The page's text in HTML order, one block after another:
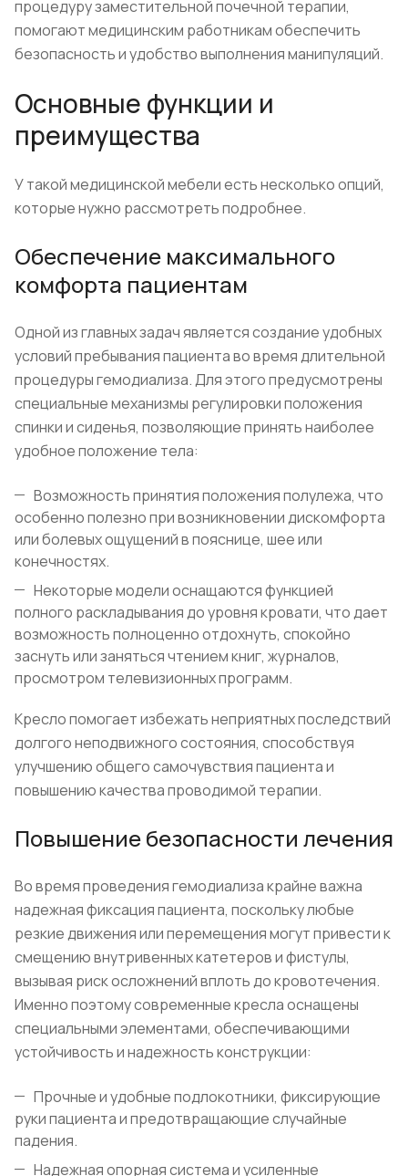
процедуру заместительной почечной терапии,
помогают медицинским работникам обеспечить
безопасность и удобство выполнения манипуляций.
Основные функции и
преимущества
У такой медицинской мебели есть несколько опций,
которые нужно рассмотреть подробнее.
Обеспечение максимального
комфорта пациентам
Одной из главных задач является создание удобных
условий пребывания пациента во время длительной
процедуры гемодиализа. Для этого предусмотрены
специальные механизмы регулировки положения
спинки и сиденья, позволяющие принять наиболее
удобное положение тела:
Возможность принятия положения полулежа, что
особенно полезно при возникновении дискомфорта
или болевых ощущений в пояснице, шее или
конечностях.
Некоторые модели оснащаются функцией
полного раскладывания до уровня кровати, что дает
возможность полноценно отдохнуть, спокойно
заснуть или заняться чтением книг, журналов,
просмотром телевизионных программ.
Кресло помогает избежать неприятных последствий
долгого неподвижного состояния, способствуя
улучшению общего самочувствия пациента и
повышению качества проводимой терапии.
Повышение безопасности лечения
Во время проведения гемодиализа крайне важна
надежная фиксация пациента, поскольку любые
резкие движения или перемещения могут привести к
смещению внутривенных катетеров и фистулы,
вызывая риск осложнений вплоть до кровотечения.
Именно поэтому современные кресла оснащены
специальными элементами, обеспечивающими
устойчивость и надежность конструкции:
Прочные и удобные подлокотники, фиксирующие
руки пациента и предотвращающие случайные
падения.
Надежная опорная система и усиленные